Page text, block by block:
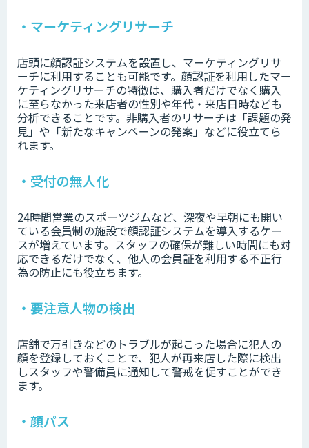
・マーケティングリサーチ
店頭に顔認証システムを設置し、マーケティングリサ
ーチに利用することも可能です。顔認証を利用したマー
ケティングリサーチの特徴は、購入者だけでなく購入
に至らなかった来店者の性別や年代・来店日時なども
分析できることです。非購入者のリサーチは「課題の発
見」や「新たなキャンペーンの発案」などに役立てら
れます。
・受付の無人化
24時間営業のスポーツジムなど、深夜や早朝にも開い
ている会員制の施設で顔認証システムを導入するケー
スが増えています。スタッフの確保が難しい時間にも対
応できるだけでなく、他人の会員証を利用する不正行
為の防止にも役立ちます。
・要注意人物の検出
店舗で万引きなどのトラブルが起こった場合に犯人の
顔を登録しておくことで、犯人が再来店した際に検出
しスタッフや警備員に通知して警戒を促すことができ
ます。
・顔パス